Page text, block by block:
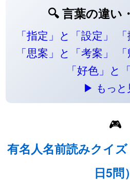
🔍 言葉の違い
「指定」と「設定」
「思案」と「考案」
「好色」と
▶ もっと
🎮
有名人名前読みクイ
日5問）